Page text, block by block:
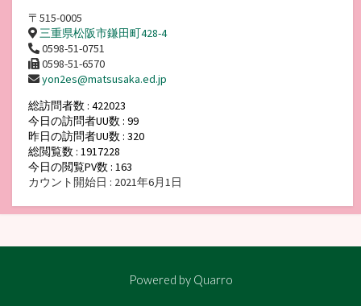
〒515-0005
三重県松阪市鎌田町428-4
0598-51-0751
0598-51-6570
yon2es@matsusaka.ed.jp
総訪問者数 : 422023
今日の訪問者UU数 : 99
昨日の訪問者UU数 : 320
総閲覧数 : 1917228
今日の閲覧PV数 : 163
カウント開始日 : 2021年6月1日
Powered by Quarro